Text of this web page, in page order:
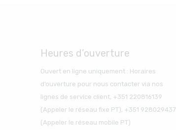
Heures d’ouverture
Ouvert en ligne uniquement : Horaires
d’ouverture pour nous contacter via nos
lignes de service client, +351 220816139
(Appeler le réseau fixe PT), +351 928029437
(Appeler le réseau mobile PT)